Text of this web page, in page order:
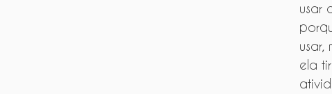
usar
usar,
ela